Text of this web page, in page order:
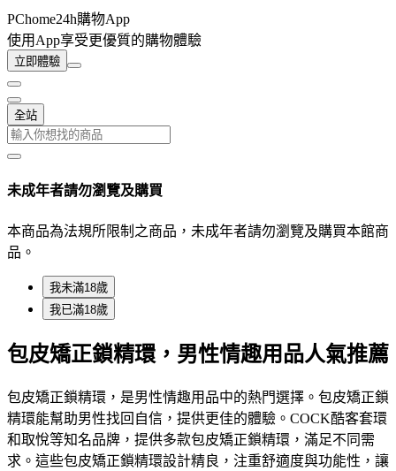
PChome24h購物App
使用App享受更優質的購物體驗
立即體驗
全站
未成年者請勿瀏覽及購買
本商品為法規所限制之商品，未成年者請勿瀏覽及購買本館商
品。
我未滿18歲
我已滿18歲
包皮矯正鎖精環，男性情趣用品人氣推薦
包皮矯正鎖精環，是男性情趣用品中的熱門選擇。包皮矯正鎖
精環能幫助男性找回自信，提供更佳的體驗。COCK酷客套環
和取悅等知名品牌，提供多款包皮矯正鎖精環，滿足不同需
求。這些包皮矯正鎖精環設計精良，注重舒適度與功能性，讓